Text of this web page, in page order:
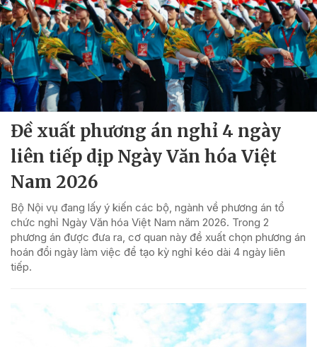
Đề xuất phương án nghỉ 4 ngày
liên tiếp dịp Ngày Văn hóa Việt
Nam 2026
Bộ Nội vụ đang lấy ý kiến các bộ, ngành về phương án tổ
chức nghỉ Ngày Văn hóa Việt Nam năm 2026. Trong 2
phương án được đưa ra, cơ quan này đề xuất chọn phương án
hoán đổi ngày làm việc để tạo kỳ nghỉ kéo dài 4 ngày liên
tiếp.